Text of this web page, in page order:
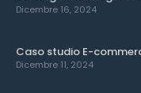
Dicembre 16, 2024
Caso studio E-
Dicembre 11, 2024